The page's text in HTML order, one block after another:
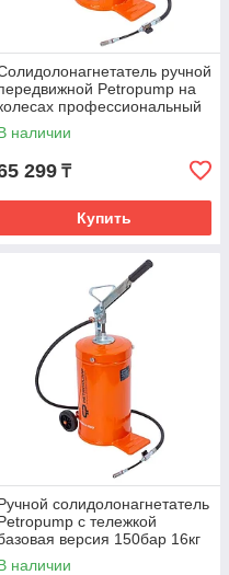
ручной
Petropump на
профессиональный
PP210010
наличии
299 ₸
Купить
солидолонагнетатель
с тележкой
версия 150бар 16кг
наличии